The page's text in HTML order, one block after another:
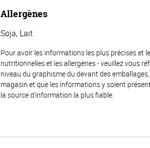
Allergènes
Soja, Lait
Pour avoir les informations les plus précises et
nutritionnelles et les allergènes - veuillez vous
niveau du graphisme du devant des
magasin et que les informations y soient
la source d'information la plus fiable.